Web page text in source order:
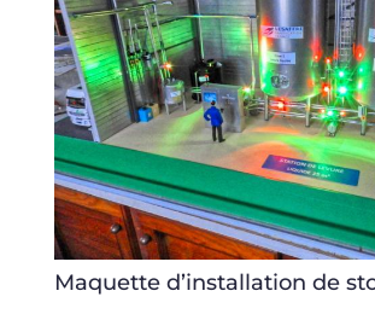
Maquette d’installation de